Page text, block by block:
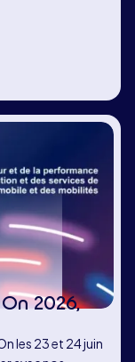
2026,
les 23 et 24 juin